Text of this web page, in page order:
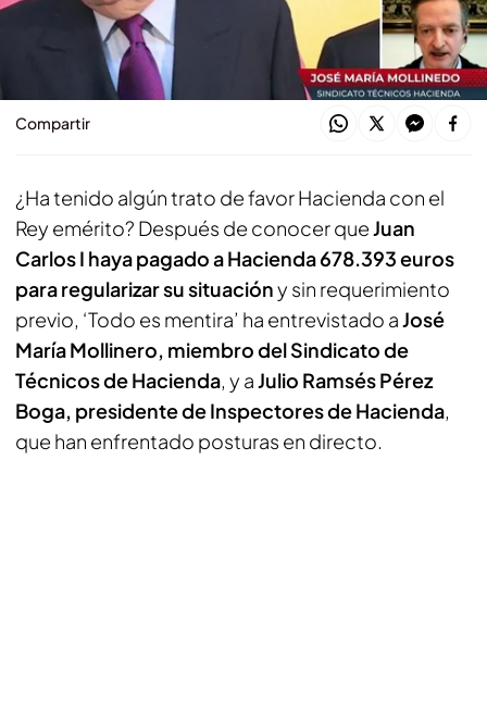
antes de la regularización como a cualquier
otro español?
Compartir
¿Ha tenido algún trato de favor Hacienda con el
Rey emérito? Después de conocer queJuan
Carlos I haya pagado a Hacienda 678.393 euros
para regularizar su situacióny sin requerimiento
previo, ‘Todo es mentira’ ha entrevistado aJosé
María Mollinero, miembro del Sindicato de
Técnicos de Hacienda, y aJulio Ramsés Pérez
Boga, presidente de Inspectores de Hacienda,
que han enfrentado posturas en directo.